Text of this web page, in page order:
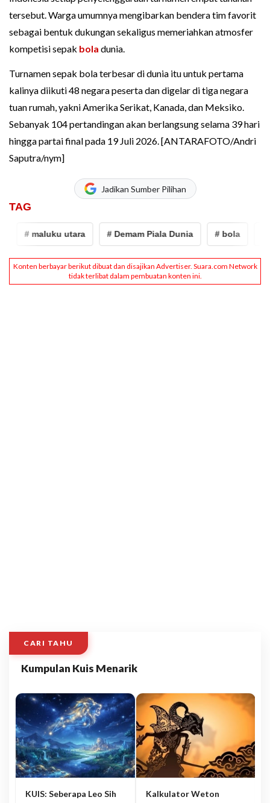
tersebut. Warga umumnya mengibarkan bendera tim favorit
sebagai bentuk dukungan sekaligus memeriahkan atmosfer
kompetisi sepak bola dunia.
Turnamen sepak bola terbesar di dunia itu untuk pertama
kalinya diikuti 48 negara peserta dan digelar di tiga negara
tuan rumah, yakni Amerika Serikat, Kanada, dan Meksiko.
Sebanyak 104 pertandingan akan berlangsung selama 39 hari
hingga partai final pada 19 Juli 2026. [ANTARAFOTO/Andri
Saputra/nym]
Jadikan Sumber Pilihan
TAG
# maluku utara # Demam Piala Dunia # bola
CARI TAHU
Kumpulan Kuis Menarik
KUIS: Seberapa Leo Sih
Kalkulator Weton